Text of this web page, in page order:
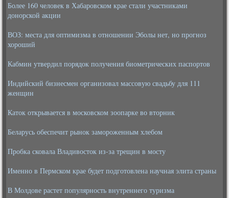
Более 160 человек в Хабаровском крае стали участниками
донорской акции
ВОЗ: места для оптимизма в отношении Эболы нет, но прогноз
хороший
Кабмин утвердил порядок получения биометрических паспортов
Индийский бизнесмен организовал массовую свадьбу для 111
женщин
Каток открывается в московском зоопарке во вторник
Беларусь обеспечит рынок замороженным хлебом
Пробка сковала Владивосток из-за трещин в мосту
Именно в Пермском крае будет подготовлена научная элита страны
В Молдове растет популярность внутреннего туризма